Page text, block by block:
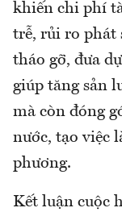
khiến chi phí
trễ, rủi ro phát
tháo gỡ, đưa
giúp tăng sản
mà còn đóng
nước, tạo việc
phương.
Kết luận cuộc